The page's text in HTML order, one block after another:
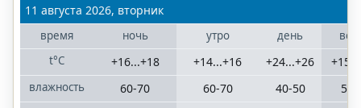
11 августа 2026, вторник
время
t°C
влажность
ночь
+16...+18
60-70
утро
+14...+16
60-70
день
+24...+26
40-50
50-